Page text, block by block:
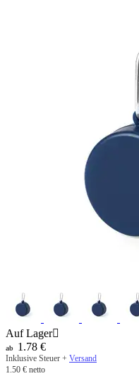
Auf Lager
ab 1.78 €
Inklusive Steuer + Versand
1.50 € netto